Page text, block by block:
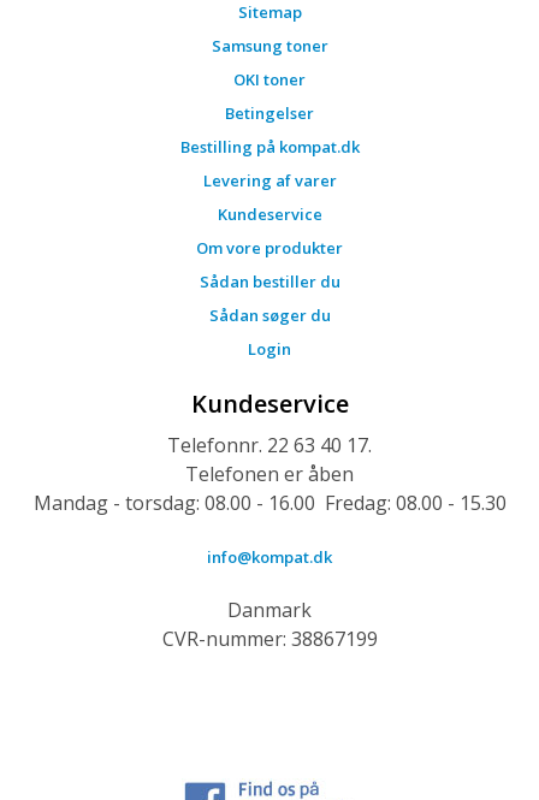
Sitemap
Samsung toner
OKI toner
Betingelser
Bestilling på kompat.dk
Levering af varer
Kundeservice
Om vore produkter
Sådan bestiller du
Sådan søger du
Login
Kundeservice
Telefonnr. 22 63 40 17.
Telefonen er åben
Mandag - torsdag: 08.00 - 16.00 Fredag: 08.00 - 15.30
info@kompat.dk
Danmark
CVR-nummer: 38867199